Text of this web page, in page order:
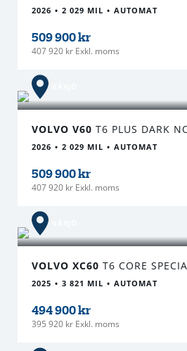
2026 2 029 MIL AUTOMAT
509 900 kr
407 920 kr Exkl. moms
VOLVO V60 T6 PLUS DARK
2026 2 029 MIL AUTOMAT
509 900 kr
407 920 kr Exkl. moms
VOLVO XC60 T6 CORE
2025 3 821 MIL AUTOMAT
494 900 kr
395 920 kr Exkl. moms